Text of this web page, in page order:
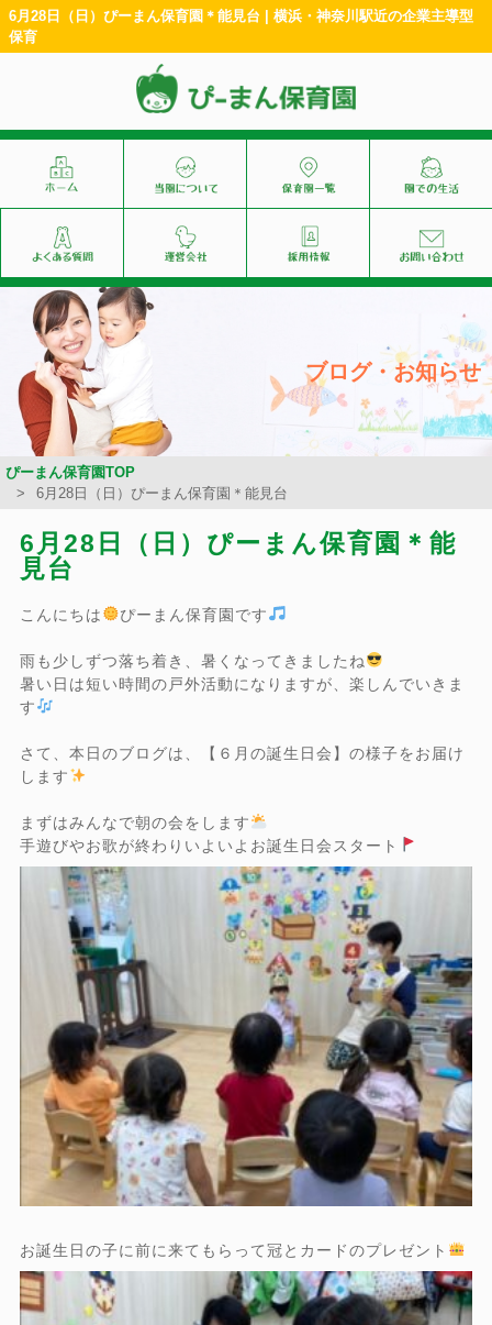
6月28日（日）ぴーまん保育園＊能見台 | 横浜・神奈川駅近の企業主導型
保育
ブログ・お知らせ
ぴーまん保育園TOP
6月28日（日）ぴーまん保育園＊能見台
6月28日（日）ぴーまん保育園＊能
見台
こんにちは ぴーまん保育園です
雨も少しずつ落ち着き、暑くなってきましたね
暑い日は短い時間の戸外活動になりますが、楽しんでいきま
す
さて、本日のブログは、【６月の誕生日会】の様子をお届け
します
まずはみんなで朝の会をします
手遊びやお歌が終わりいよいよお誕生日会スタート
お誕生日の子に前に来てもらって冠とカードのプレゼント